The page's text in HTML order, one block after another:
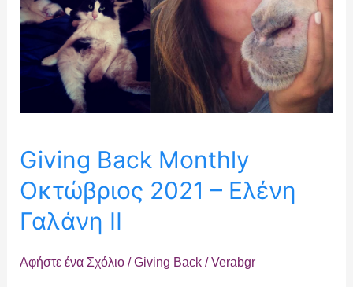
Giving Back Monthly
Οκτώβριος 2021 – Ελένη
Γαλάνη ΙΙ
Αφήστε ένα Σχόλιο /Giving Back/Verabgr